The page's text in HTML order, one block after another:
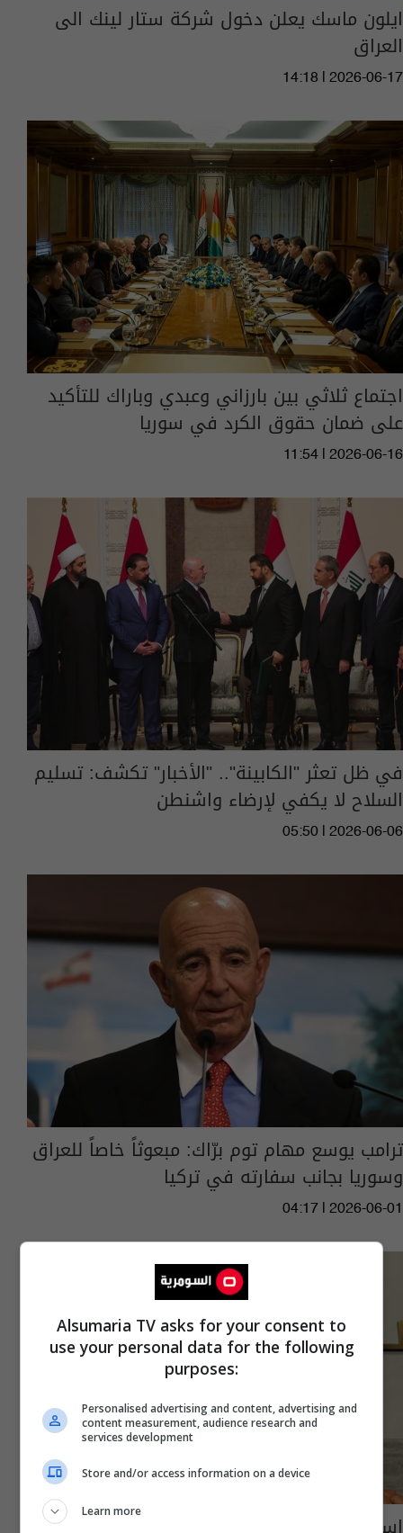
ايلون ماسك يعلن دخول شركة ستار لينك الى
العراق
14:18 | 2026-06-17
اجتماع ثلاثي بين بارزاني وعبدي وباراك للتأكيد
على ضمان حقوق الكرد في سوريا
11:54 | 2026-06-16
في ظل تعثر "الكابينة".. "الأخبار" تكشف: تسليم
السلاح لا يكفي لإرضاء واشنطن
05:50 | 2026-06-06
ترامب يوسع مهام توم برّاك: مبعوثاً خاصاً للعراق
وسوريا بجانب سفارته في تركيا
04:17 | 2026-06-01
Alsumaria TV asks for your consent to
use your personal data for the following
purposes:
Personalised advertising and content, advertising and
content measurement, audience research and
services development
Store and/or access information on a device
Learn more